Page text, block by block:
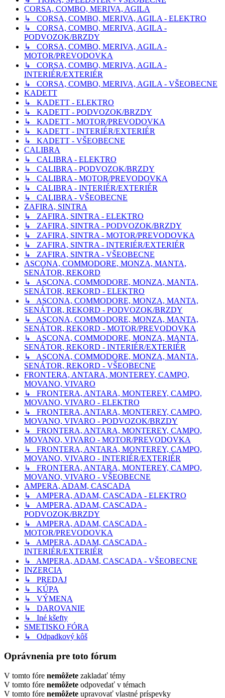
CORSA, COMBO, MERIVA, AGILA
↳ CORSA, COMBO, MERIVA, AGILA - ELEKTRO
↳ CORSA, COMBO, MERIVA, AGILA -
PODVOZOK/BRZDY
↳ CORSA, COMBO, MERIVA, AGILA -
MOTOR/PREVODOVKA
↳ CORSA, COMBO, MERIVA, AGILA -
INTERIÉR/EXTERIÉR
↳ CORSA, COMBO, MERIVA, AGILA - VŠEOBECNE
KADETT
↳ KADETT - ELEKTRO
↳ KADETT - PODVOZOK/BRZDY
↳ KADETT - MOTOR/PREVODOVKA
↳ KADETT - INTERIÉR/EXTERIÉR
↳ KADETT - VŠEOBECNE
CALIBRA
↳ CALIBRA - ELEKTRO
↳ CALIBRA - PODVOZOK/BRZDY
↳ CALIBRA - MOTOR/PREVODOVKA
↳ CALIBRA - INTERIÉR/EXTERIÉR
↳ CALIBRA - VŠEOBECNE
ZAFIRA, SINTRA
↳ ZAFIRA, SINTRA - ELEKTRO
↳ ZAFIRA, SINTRA - PODVOZOK/BRZDY
↳ ZAFIRA, SINTRA - MOTOR/PREVODOVKA
↳ ZAFIRA, SINTRA - INTERIÉR/EXTERIÉR
↳ ZAFIRA, SINTRA - VŠEOBECNE
ASCONA, COMMODORE, MONZA, MANTA,
SENÁTOR, REKORD
↳ ASCONA, COMMODORE, MONZA, MANTA,
SENÁTOR, REKORD - ELEKTRO
↳ ASCONA, COMMODORE, MONZA, MANTA,
SENÁTOR, REKORD - PODVOZOK/BRZDY
↳ ASCONA, COMMODORE, MONZA, MANTA,
SENÁTOR, REKORD - MOTOR/PREVODOVKA
↳ ASCONA, COMMODORE, MONZA, MANTA,
SENÁTOR, REKORD - INTERIÉR/EXTERIÉR
↳ ASCONA, COMMODORE, MONZA, MANTA,
SENÁTOR, REKORD - VŠEOBECNE
FRONTERA, ANTARA, MONTEREY, CAMPO,
MOVANO, VIVARO
↳ FRONTERA, ANTARA, MONTEREY, CAMPO,
MOVANO, VIVARO - ELEKTRO
↳ FRONTERA, ANTARA, MONTEREY, CAMPO,
MOVANO, VIVARO - PODVOZOK/BRZDY
↳ FRONTERA, ANTARA, MONTEREY, CAMPO,
MOVANO, VIVARO - MOTOR/PREVODOVKA
↳ FRONTERA, ANTARA, MONTEREY, CAMPO,
MOVANO, VIVARO - INTERIÉR/EXTERIÉR
↳ FRONTERA, ANTARA, MONTEREY, CAMPO,
MOVANO, VIVARO - VŠEOBECNE
AMPERA, ADAM, CASCADA
↳ AMPERA, ADAM, CASCADA - ELEKTRO
↳ AMPERA, ADAM, CASCADA -
PODVOZOK/BRZDY
↳ AMPERA, ADAM, CASCADA -
MOTOR/PREVODOVKA
↳ AMPERA, ADAM, CASCADA -
INTERIÉR/EXTERIÉR
↳ AMPERA, ADAM, CASCADA - VŠEOBECNE
INZERCIA
↳ PREDAJ
↳ KÚPA
↳ VÝMENA
↳ DAROVANIE
↳ Iné kšefty
SMETISKO FÓRA
↳ Odpadkový kôš
Oprávnenia pre toto fórum
V tomto fóre nemôžete zakladať témy
V tomto fóre nemôžete odpovedať v témach
V tomto fóre nemôžete upravovať vlastné príspevky